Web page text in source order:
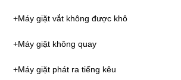
+Máy giặt vắt không được khô
+Máy giặt không quay
+Máy giặt phát ra tiếng kêu